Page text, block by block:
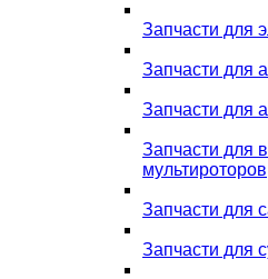
Запчасти для
Запчасти для
Запчасти для
Запчасти для
мультироторов
Запчасти для
Запчасти для